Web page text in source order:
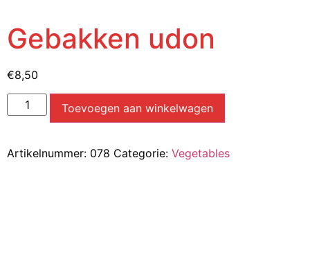
Gebakken udon
€8,50
Toevoegen aan winkelwagen
Artikelnummer: 078 Categorie: Vegetables